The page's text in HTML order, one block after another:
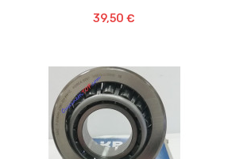
39,50 €